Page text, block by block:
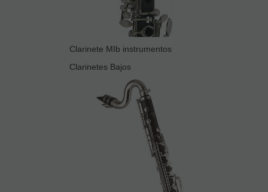
Clarinete MIb instrumentos
Clarinetes Bajos